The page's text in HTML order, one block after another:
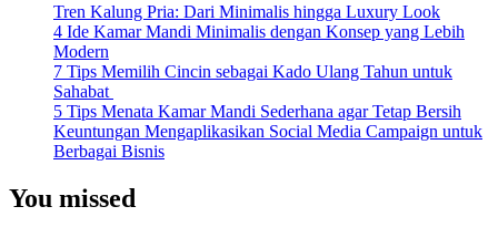
Tren Kalung Pria: Dari Minimalis hingga Luxury Look
4 Ide Kamar Mandi Minimalis dengan Konsep yang Lebih
Modern
7 Tips Memilih Cincin sebagai Kado Ulang Tahun untuk
Sahabat
5 Tips Menata Kamar Mandi Sederhana agar Tetap Bersih
Keuntungan Mengaplikasikan Social Media Campaign untuk
Berbagai Bisnis
You missed